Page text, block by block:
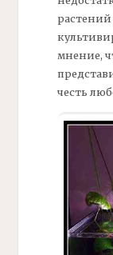
растений
мнение,
честь